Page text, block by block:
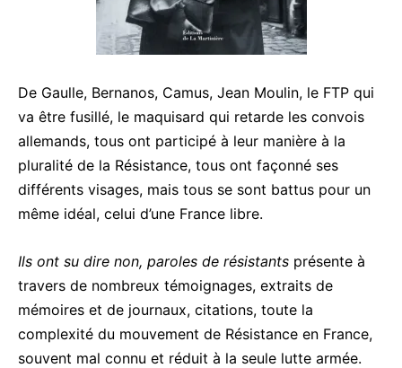
De Gaulle, Bernanos, Camus, Jean Moulin, le FTP qui
va être fusillé, le maquisard qui retarde les convois
allemands, tous ont participé à leur manière à la
pluralité de la Résistance, tous ont façonné ses
différents visages, mais tous se sont battus pour un
même idéal, celui d’une France libre.
Ils ont su dire non, paroles de résistants présente à
travers de nombreux témoignages, extraits de
mémoires et de journaux, citations, toute la
complexité du mouvement de Résistance en France,
souvent mal connu et réduit à la seule lutte armée.